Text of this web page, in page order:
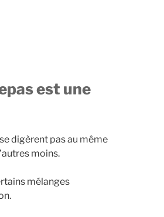
est une
digèrent pas au même
moins.
mélanges